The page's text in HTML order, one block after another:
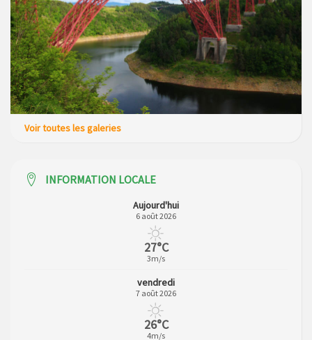
Voir toutes les galeries
INFORMATION LOCALE
Aujourd'hui
6 août 2026
27°C
3m/s
vendredi
7 août 2026
26°C
4m/s